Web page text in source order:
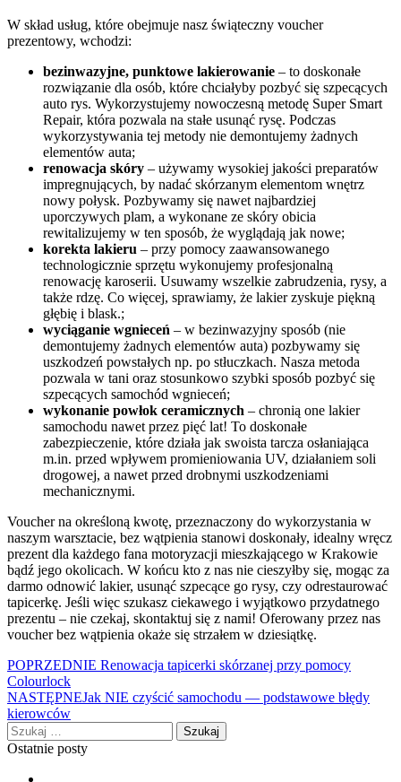
W skład usług, które obejmuje nasz świąteczny voucher
prezentowy, wchodzi:
bezinwazyjne, punktowe lakierowanie – to doskonałe
rozwiązanie dla osób, które chciałyby pozbyć się szpecących
auto rys. Wykorzystujemy nowoczesną metodę Super Smart
Repair, która pozwala na stałe usunąć rysę. Podczas
wykorzystywania tej metody nie demontujemy żadnych
elementów auta;
renowacja skóry – używamy wysokiej jakości preparatów
impregnujących, by nadać skórzanym elementom wnętrz
nowy połysk. Pozbywamy się nawet najbardziej
uporczywych plam, a wykonane ze skóry obicia
rewitalizujemy w ten sposób, że wyglądają jak nowe;
korekta lakieru – przy pomocy zaawansowanego
technologicznie sprzętu wykonujemy profesjonalną
renowację karoserii. Usuwamy wszelkie zabrudzenia, rysy, a
także rdzę. Co więcej, sprawiamy, że lakier zyskuje piękną
głębię i blask.;
wyciąganie wgnieceń – w bezinwazyjny sposób (nie
demontujemy żadnych elementów auta) pozbywamy się
uszkodzeń powstałych np. po stłuczkach. Nasza metoda
pozwala w tani oraz stosunkowo szybki sposób pozbyć się
szpecących samochód wgnieceń;
wykonanie powłok ceramicznych – chronią one lakier
samochodu nawet przez pięć lat! To doskonałe
zabezpieczenie, które działa jak swoista tarcza osłaniająca
m.in. przed wpływem promieniowania UV, działaniem soli
drogowej, a nawet przed drobnymi uszkodzeniami
mechanicznymi.
Voucher na określoną kwotę, przeznaczony do wykorzystania w
naszym warsztacie, bez wątpienia stanowi doskonały, idealny wręcz
prezent dla każdego fana motoryzacji mieszkającego w Krakowie
bądź jego okolicach. W końcu kto z nas nie cieszyłby się, mogąc za
darmo odnowić lakier, usunąć szpecące go rysy, czy odrestaurować
tapicerkę. Jeśli więc szukasz ciekawego i wyjątkowo przydatnego
prezentu – nie czekaj, skontaktuj się z nami! Oferowany przez nas
voucher bez wątpienia okaże się strzałem w dziesiątkę.
Nawigacja
wpisu
POPRZEDNIE Renowacja tapicerki skórzanej przy pomocy
Colourlock
NASTĘPNEJak NIE czyścić samochodu — podstawowe błędy
kierowców
Szukaj:
Ostatnie posty